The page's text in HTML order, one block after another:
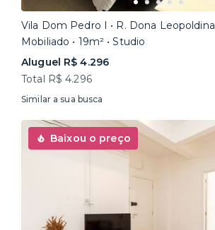
Vila Dom Pedro I • R. Dona Leopoldina
Mobiliado • 19m² • Studio
Aluguel R$ 4.296
Total R$ 4.296
Similar a sua busca
Baixou o preço